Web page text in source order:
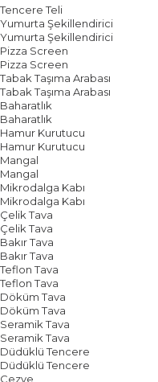
Tencere Teli
Yumurta Şekillendirici
Yumurta Şekillendirici
Pizza Screen
Pizza Screen
Tabak Taşıma Arabası
Tabak Taşıma Arabası
Baharatlık
Baharatlık
Hamur Kurutucu
Hamur Kurutucu
Mangal
Mangal
Mikrodalga Kabı
Mikrodalga Kabı
Çelik Tava
Çelik Tava
Bakır Tava
Bakır Tava
Teflon Tava
Teflon Tava
Döküm Tava
Döküm Tava
Seramik Tava
Seramik Tava
Düdüklü Tencere
Düdüklü Tencere
Cezve